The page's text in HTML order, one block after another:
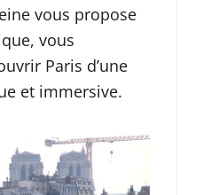
vous propose
vous
Paris d’une
et immersive.